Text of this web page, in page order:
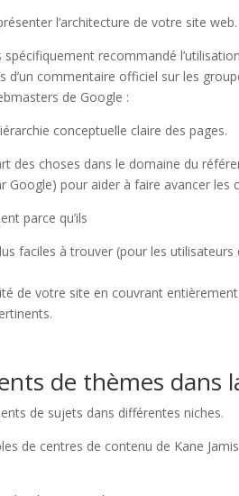
l’architecture de votre site web.
recommandé
commentaire officiel sur les
de Google :
conceptuelle claire des pages.
des choses dans le domaine du
pour aider à faire avancer les
parce qu’ils
faciles à trouver (pour les
de votre site en couvrant
de thèmes dans
de sujets dans différentes niches.
de centres de contenu de Kane